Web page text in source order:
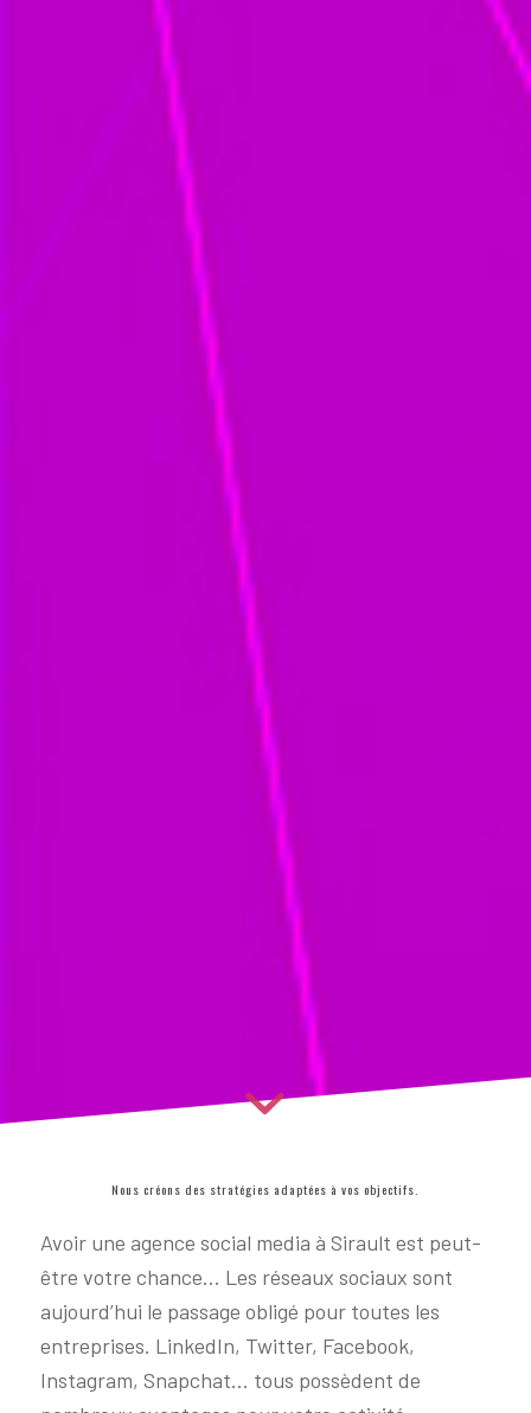
Nous créons des stratégies adaptées à vos objectifs.
Avoir une agence social media à Sirault est peut-
être votre chance… Les réseaux sociaux sont
aujourd’hui le passage obligé pour toutes les
entreprises. LinkedIn, Twitter, Facebook,
Instagram, Snapchat… tous possèdent de